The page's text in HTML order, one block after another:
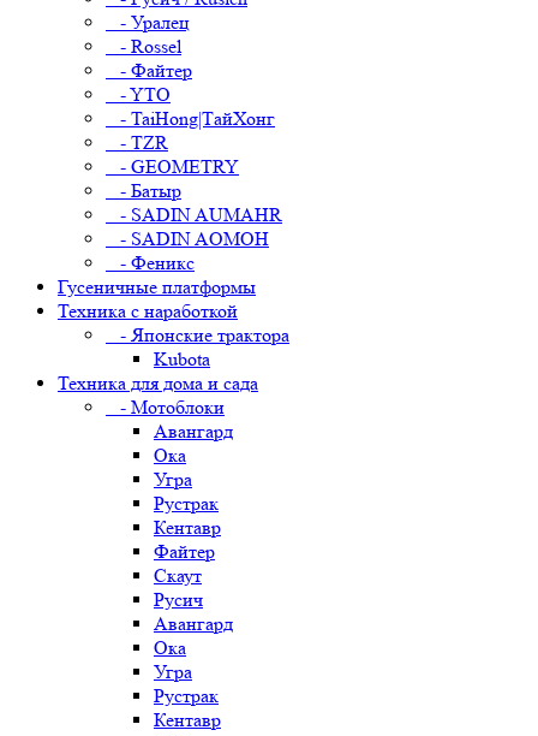
- Уралец
- Rossel
- Файтер
- YTO
- TaiHong|ТайХонг
- TZR
- GEOMETRY
- Батыр
- SADIN AUMAHR
- SADIN AOMOH
- Феникс
Гусеничные платформы
Техника с наработкой
- Японские трактора
Kubota
Техника для дома и сада
- Мотоблоки
Авангард
Ока
Угра
Рустрак
Кентавр
Файтер
Скаут
Русич
Авангард
Ока
Угра
Рустрак
Кентавр